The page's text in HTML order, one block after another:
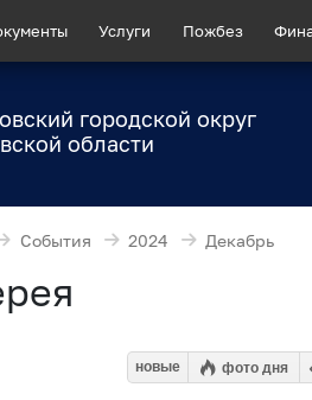
Услуги Пожбез
городской округ
области
События 2024 Декабрь
новые фото дня